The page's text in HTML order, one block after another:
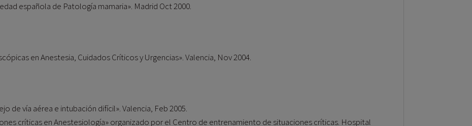
española de Patología mamaria». Madrid Oct 2000.
en Anestesia, Cuidados Críticos y Urgencias». Valencia, Nov 2004.
de vía aérea e intubación difícil». Valencia, Feb 2005.
críticas en Anestesiología» organizado por el Centro de entrenamiento de situaciones críticas. Hospital